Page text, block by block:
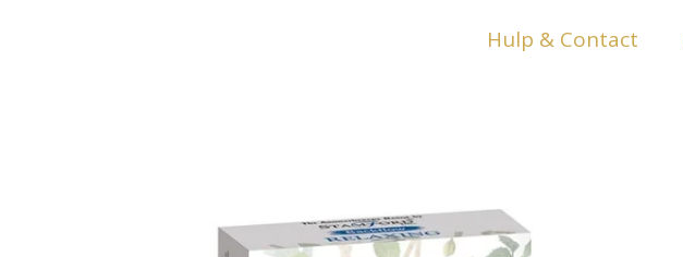
Hulp & Contact